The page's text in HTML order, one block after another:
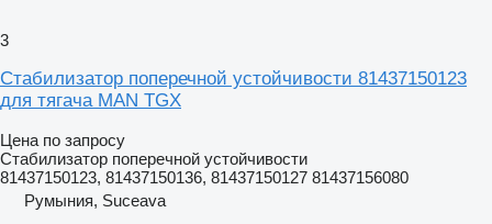
3
Стабилизатор поперечной устойчивости 81437150123
для тягача MAN TGX
Цена по запросу
Стабилизатор поперечной устойчивости
81437150123, 81437150136, 81437150127 81437156080
Румыния, Suceava